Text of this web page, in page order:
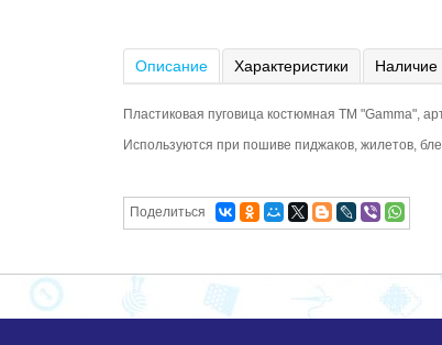
Описание Характеристики Наличие
Пластиковая пуговица костюмная ТМ "Gamma",
Используются при пошиве пиджаков, жилетов,
Поделиться